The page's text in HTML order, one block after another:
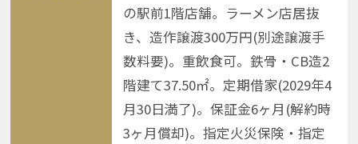
の駅前1階店舗。ラーメン店居抜
き、造作譲渡300万円(別途譲渡手
数料要)。重飲食可。鉄骨・CB造2
階建て37.50㎡。定期借家(2029年4
月30日満了)。保証金6ヶ月(解約時
3ヶ月償却)。指定火災保険・指定